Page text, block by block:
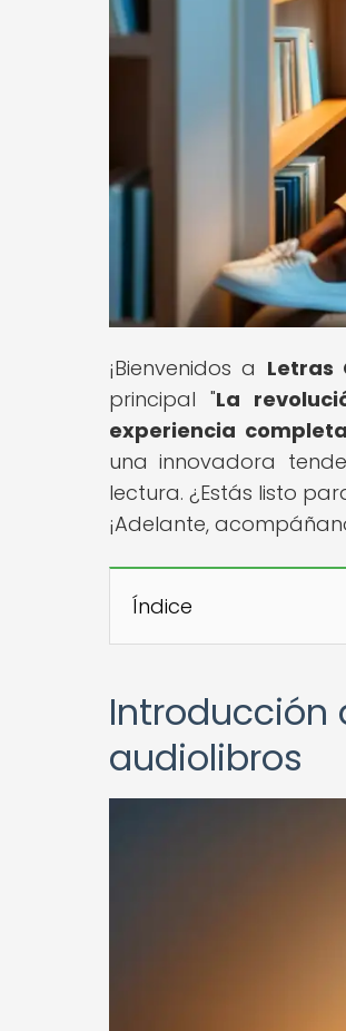
¡Bienvenidos a Letras
principal "La
experiencia completa
una innovadora
lectura. ¿Estás listo
¡Adelante,
Índice
Introducción
audiolibros